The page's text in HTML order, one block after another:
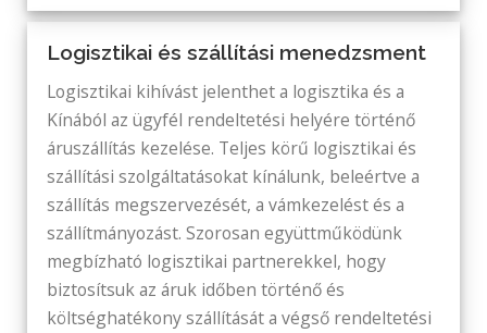
Logisztikai és szállítási menedzsment
Logisztikai kihívást jelenthet a logisztika és a
Kínából az ügyfél rendeltetési helyére történő
áruszállítás kezelése. Teljes körű logisztikai és
szállítási szolgáltatásokat kínálunk, beleértve a
szállítás megszervezését, a vámkezelést és a
szállítmányozást. Szorosan együttműködünk
megbízható logisztikai partnerekkel, hogy
biztosítsuk az áruk időben történő és
költséghatékony szállítását a végső rendeltetési